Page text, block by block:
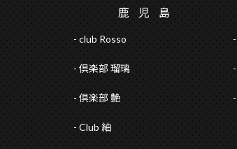
鹿児 島
club Rosso
倶楽部 瑠璃
倶楽部 艶
Club 紬